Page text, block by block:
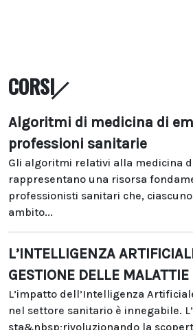
CORSI
Algoritmi di medicina di
professioni sanitarie
Gli algoritmi relativi alla medicina
rappresentano una risorsa
professionisti sanitari che,
ambito...
L’INTELLIGENZA
GESTIONE DELLE
L’impatto dell’Intelligenza
nel settore sanitario è innegabile.
sta&nbsp;rivoluzionando la